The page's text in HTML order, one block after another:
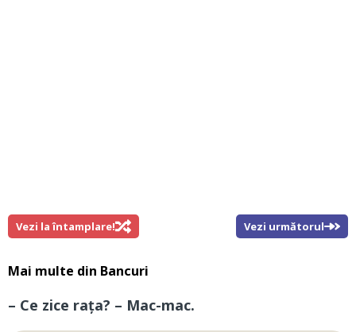
Vezi la întamplare! Vezi următorul
Mai multe din Bancuri
– Ce zice rața? – Mac-mac.